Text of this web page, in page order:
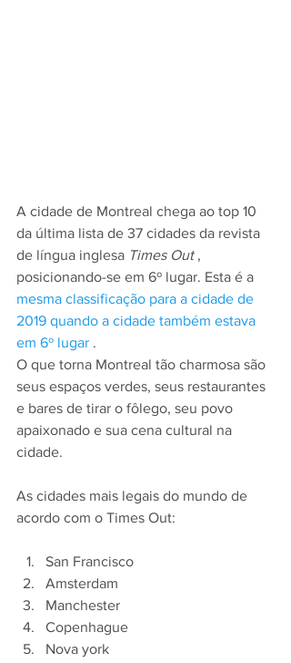
A cidade de Montreal chega ao top 10
da última lista de 37 cidades da revista
de língua inglesa Times Out ,
posicionando-se em 6º lugar. Esta é a
mesma classificação para a cidade de
2019 quando a cidade também estava
em 6º lugar .
O que torna Montreal tão charmosa são
seus espaços verdes, seus restaurantes
e bares de tirar o fôlego, seu povo
apaixonado e sua cena cultural na
cidade.
As cidades mais legais do mundo de
acordo com o Times Out:
San Francisco
Amsterdam
Manchester
Copenhague
Nova york